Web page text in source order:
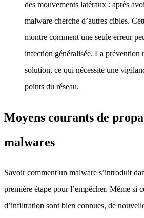
des mouvements latéraux : après
malware cherche d’autres cibles.
montre comment une seule erreur
infection généralisée. La prévention
solution, ce qui nécessite une
points du réseau.
Moyens courants de
malwares
Savoir comment un malware s’introduit
première étape pour l’empêcher. Même si
d’infiltration sont bien connues, de